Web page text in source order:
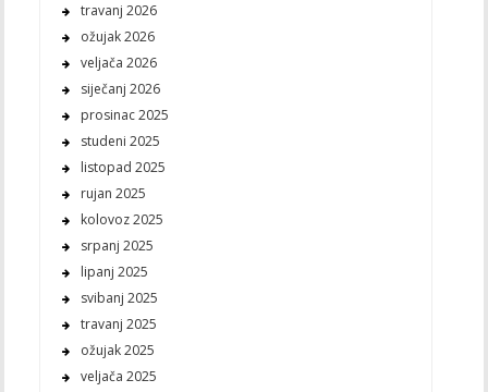
travanj 2026
ožujak 2026
veljača 2026
siječanj 2026
prosinac 2025
studeni 2025
listopad 2025
rujan 2025
kolovoz 2025
srpanj 2025
lipanj 2025
svibanj 2025
travanj 2025
ožujak 2025
veljača 2025